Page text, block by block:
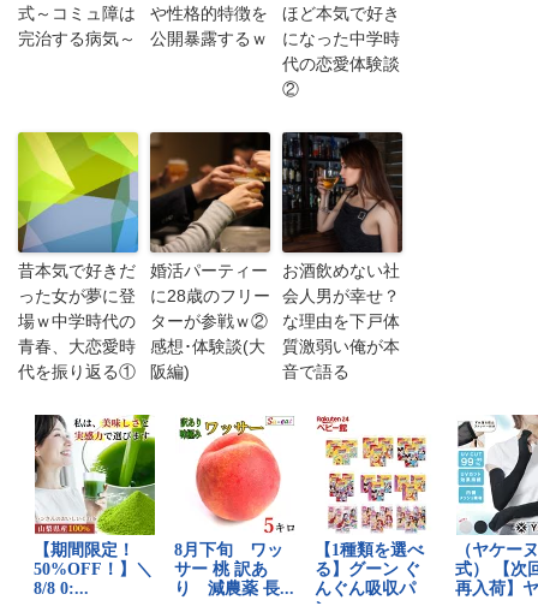
式～コミュ障は
完治する病気～
や性格的特徴を
公開暴露するｗ
ほど本気で好き
になった中学時
代の恋愛体験談
②
昔本気で好きだ
った女が夢に登
場ｗ中学時代の
青春、大恋愛時
代を振り返る①
婚活パーティー
に28歳のフリー
ターが参戦ｗ②
感想･体験談(大
阪編)
お酒飲めない社
会人男が幸せ？
な理由を下戸体
質激弱い俺が本
音で語る